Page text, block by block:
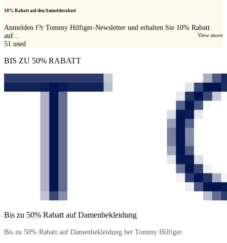
10% Rabatt auf den Anmelderabatt
Anmelden f?r Tommy Hilfiger-Newsletter und erhalten Sie 10% Rabatt
auf...
View more
51 used
BIS ZU 50% RABATT
Bis zu 50% Rabatt auf Damenbekleidung
Bis zu 50% Rabatt auf Damenbekleidung bei Tommy Hilfiger